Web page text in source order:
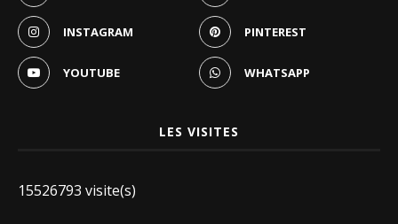
INSTAGRAM PINTEREST
YOUTUBE WHATSAPP
LES VISITES
15526793 visite(s)